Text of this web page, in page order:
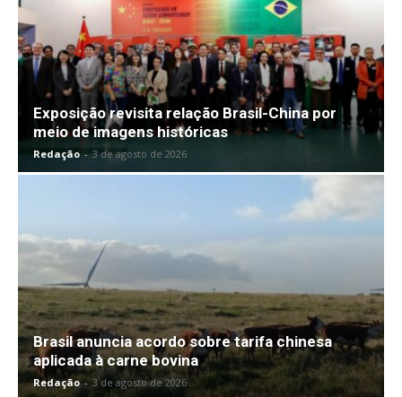
Exposição revisita relação Brasil-China por
meio de imagens históricas
Redação - 3 de agosto de 2026
Brasil anuncia acordo sobre tarifa chinesa
aplicada à carne bovina
Redação - 3 de agosto de 2026